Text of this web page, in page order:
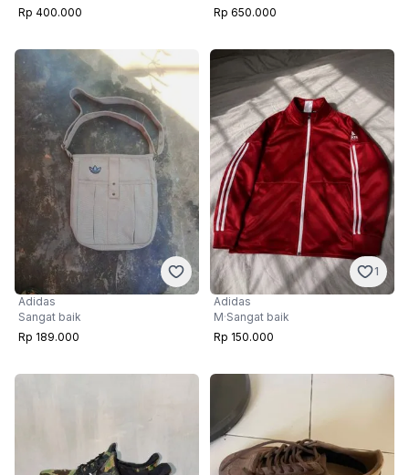
Rp 400.000
Rp 650.000
Adidas
Sangat baik
Rp 189.000
1
Adidas
M·Sangat baik
Rp 150.000